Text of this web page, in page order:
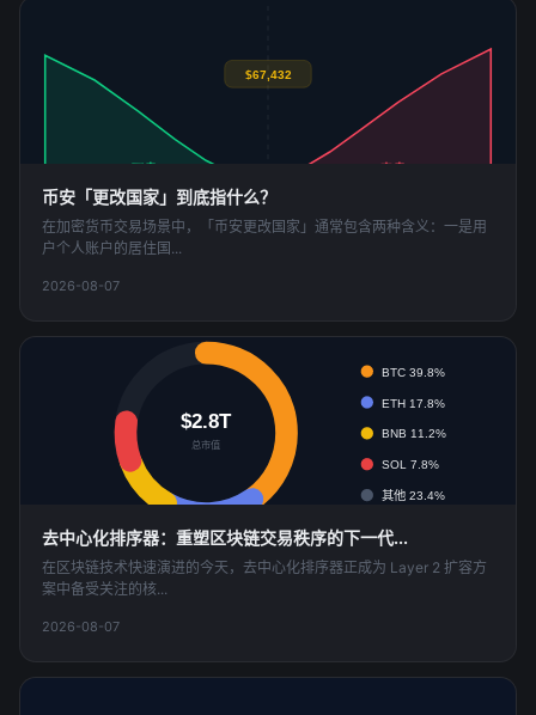
买盘 卖盘
$67,432
币安「更改国家」到底指什么？
在加密货币交易场景中，「币安更改国家」通常包含两种含义：一是用
户个人账户的居住国...
2026-08-07
$2.8T
总市值
BTC 39.8%
ETH 17.8%
BNB 11.2%
SOL 7.8%
其他 23.4%
去中心化排序器：重塑区块链交易秩序的下一代...
在区块链技术快速演进的今天，去中心化排序器正成为 Layer 2 扩容方
案中备受关注的核...
2026-08-07